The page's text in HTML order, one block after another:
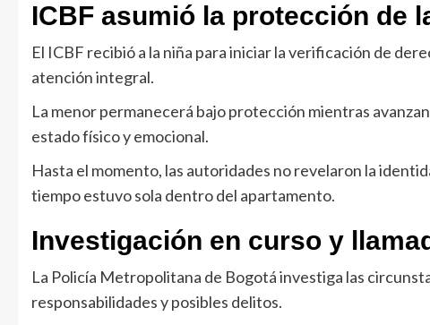
ICBF asumió la protección de
El ICBF recibió a la niña para iniciar la verificación de
atención integral.
La menor permanecerá bajo protección mientras
estado físico y emocional.
Hasta el momento, las autoridades no revelaron la
tiempo estuvo sola dentro del apartamento.
Investigación en curso y
La Policía Metropolitana de Bogotá investiga las
responsabilidades y posibles delitos.